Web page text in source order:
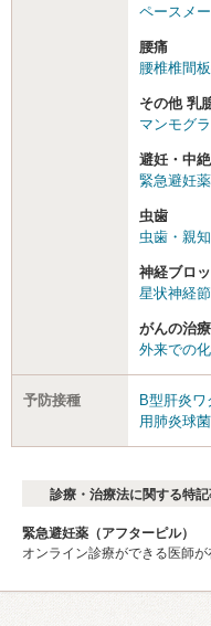
ペースメ
腰痛
腰椎椎間
その他 乳
マンモグ
避妊・中絶
緊急避妊
虫歯
虫歯・親
神経ブロ
星状神経
がんの治療
外来での
予防接種 B型肝炎ワ
用肺炎球
診療・治療法に関する特
緊急避妊薬（アフターピル）
オンライン診療ができる医師が